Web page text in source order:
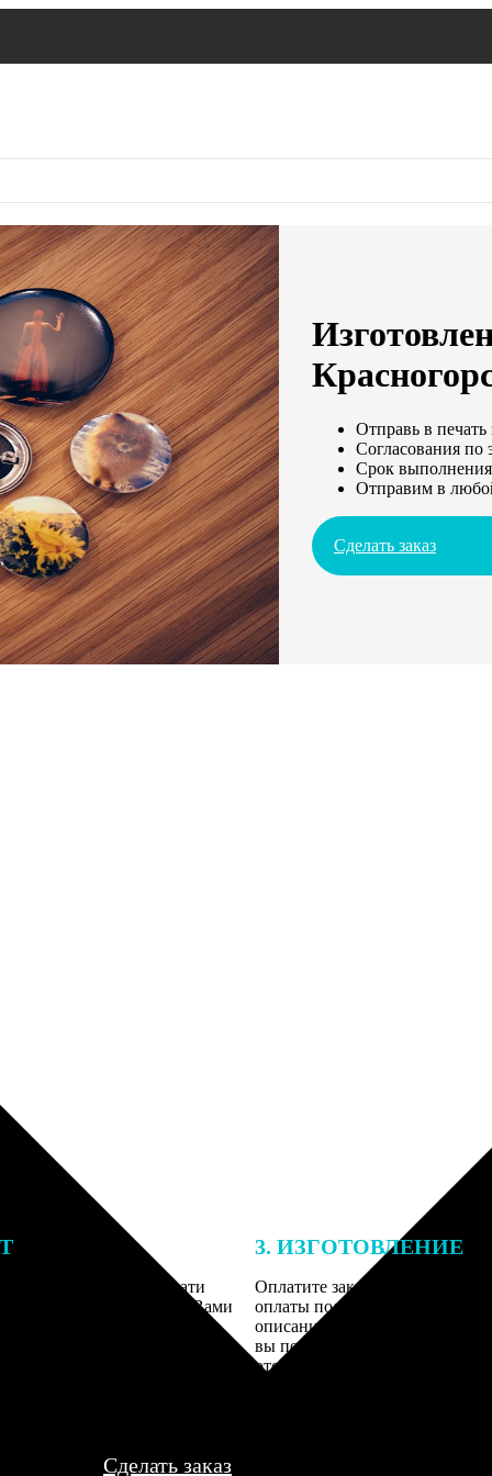
Отправь в печать
Согласования по
Срок выполнения
Отправим в
Сделать заказ
заказа к печати
могут связаться с Вами
3. ИЗГОТОВЛЕНИЕ
Оплатите заказ банковской
оплаты получите
описанием заказа. Когда
вы получите письмо с трек-
отслеживания.
Сделать заказ